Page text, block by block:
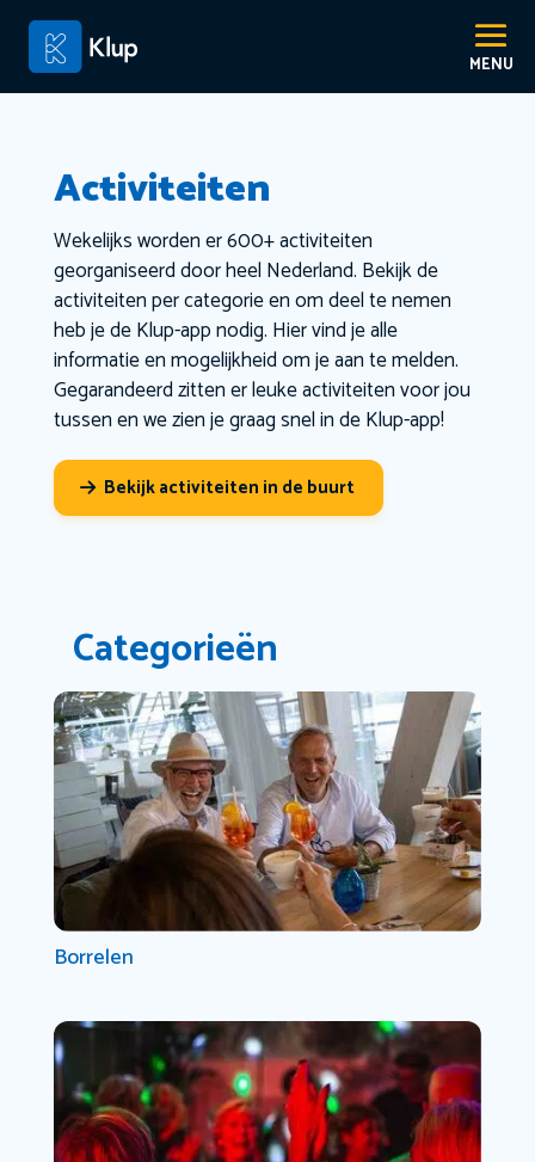
Activiteiten
Wekelijks worden er 600+ activiteiten
georganiseerd door heel Nederland. Bekijk de
activiteiten per categorie en om deel te nemen
heb je de Klup-app nodig. Hier vind je alle
informatie en mogelijkheid om je aan te melden.
Gegarandeerd zitten er leuke activiteiten voor jou
tussen en we zien je graag snel in de Klup-app!
Bekijk activiteiten in de buurt
Categorieën
Borrelen